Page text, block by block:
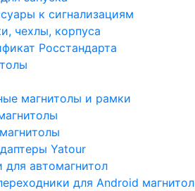
к сигнализациям
чехлы, корпуса
Росстандарта
магнитолы и рамки
Yatour
для автомагнитол
для Android магнитол